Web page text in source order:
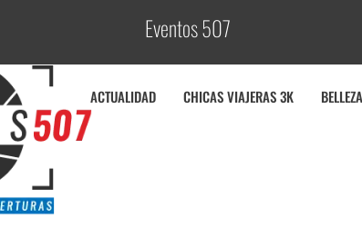
Eventos 507C
ACTUALIDAD CHICAS VIAJERAS 3K BELLEZA